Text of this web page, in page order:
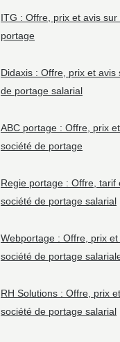
ITG : Offre, prix et avis
portage
Didaxis : Offre, prix et avis
de portage salarial
ABC portage : Offre, prix
société de portage
Regie portage : Offre, tarif
société de portage salarial
Webportage : Offre, prix
société de portage
RH Solutions : Offre, prix
société de portage salarial